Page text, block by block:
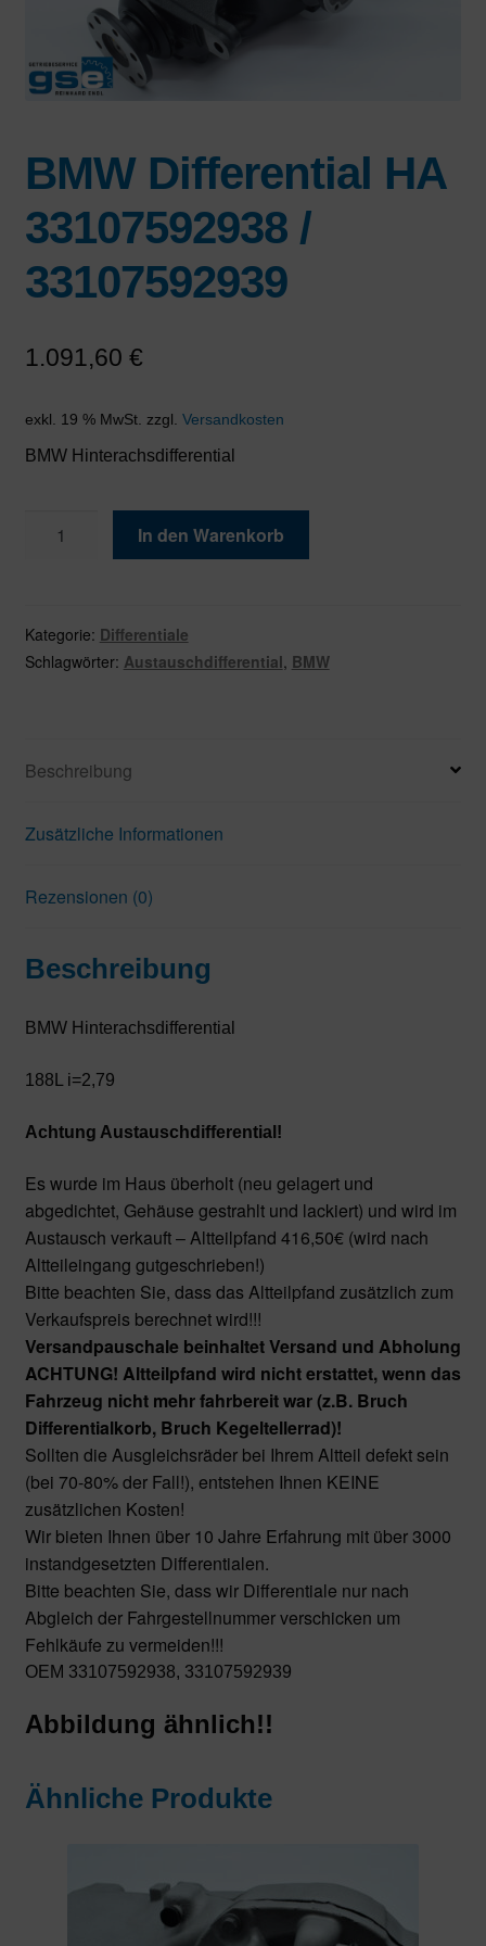
BMW Differential HA
33107592938 /
33107592939
1.091,60 €
exkl. 19 % MwSt. zzgl. Versandkosten
BMW Hinterachsdifferential
Differential
/
33107592939
In den Warenkorb
Kategorie: Differentiale
Schlagwörter: Austauschdifferential, BMW
Beschreibung
Zusätzliche Informationen
Rezensionen (0)
Beschreibung
BMW Hinterachsdifferential
188L i=2,79
Achtung Austauschdifferential!
Es wurde im Haus überholt (neu gelagert und
abgedichtet, Gehäuse gestrahlt und lackiert) und wird im
Austausch verkauft – Altteilpfand 416,50€ (wird nach
Altteileingang gutgeschrieben!)
Bitte beachten Sie, dass das Altteilpfand zusätzlich zum
Verkaufspreis berechnet wird!!!
Versandpauschale beinhaltet Versand und Abholung
ACHTUNG! Altteilpfand wird nicht erstattet, wenn das
Fahrzeug nicht mehr fahrbereit war (z.B. Bruch
Differentialkorb, Bruch Kegeltellerrad)!
Sollten die Ausgleichsräder bei Ihrem Altteil defekt sein
(bei 70-80% der Fall!), entstehen Ihnen KEINE
zusätzlichen Kosten!
Wir bieten Ihnen über 10 Jahre Erfahrung mit über 3000
instandgesetzten Differentialen.
Bitte beachten Sie, dass wir Differentiale nur nach
Abgleich der Fahrgestellnummer verschicken um
Fehlkäufe zu vermeiden!!!
OEM 33107592938, 33107592939
Abbildung ähnlich!!
Ähnliche Produkte